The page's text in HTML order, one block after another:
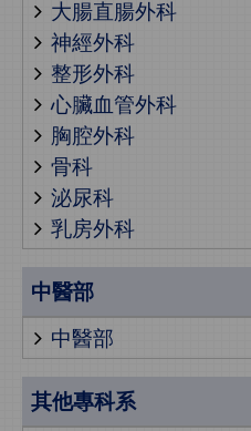
大腸直腸外科
神經外科
整形外科
心臟血管外科
胸腔外科
骨科
泌尿科
乳房外科
中醫部
中醫部
其他專科系